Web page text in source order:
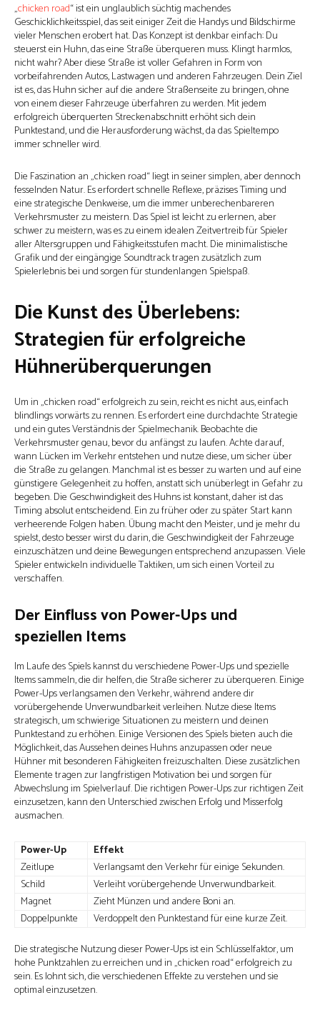
„chicken road“ ist ein unglaublich süchtig machendes
Geschicklichkeitsspiel, das seit einiger Zeit die Handys und Bildschirme
vieler Menschen erobert hat. Das Konzept ist denkbar einfach: Du
steuerst ein Huhn, das eine Straße überqueren muss. Klingt harmlos,
nicht wahr? Aber diese Straße ist voller Gefahren in Form von
vorbeifahrenden Autos, Lastwagen und anderen Fahrzeugen. Dein Ziel
ist es, das Huhn sicher auf die andere Straßenseite zu bringen, ohne
von einem dieser Fahrzeuge überfahren zu werden. Mit jedem
erfolgreich überquerten Streckenabschnitt erhöht sich dein
Punktestand, und die Herausforderung wächst, da das Spieltempo
immer schneller wird.
Die Faszination an „chicken road“ liegt in seiner simplen, aber dennoch
fesselnden Natur. Es erfordert schnelle Reflexe, präzises Timing und
eine strategische Denkweise, um die immer unberechenbareren
Verkehrsmuster zu meistern. Das Spiel ist leicht zu erlernen, aber
schwer zu meistern, was es zu einem idealen Zeitvertreib für Spieler
aller Altersgruppen und Fähigkeitsstufen macht. Die minimalistische
Grafik und der eingängige Soundtrack tragen zusätzlich zum
Spielerlebnis bei und sorgen für stundenlangen Spielspaß.
Die Kunst des Überlebens:
Strategien für erfolgreiche
Hühnerüberquerungen
Um in „chicken road“ erfolgreich zu sein, reicht es nicht aus, einfach
blindlings vorwärts zu rennen. Es erfordert eine durchdachte Strategie
und ein gutes Verständnis der Spielmechanik. Beobachte die
Verkehrsmuster genau, bevor du anfängst zu laufen. Achte darauf,
wann Lücken im Verkehr entstehen und nutze diese, um sicher über
die Straße zu gelangen. Manchmal ist es besser zu warten und auf eine
günstigere Gelegenheit zu hoffen, anstatt sich unüberlegt in Gefahr zu
begeben. Die Geschwindigkeit des Huhns ist konstant, daher ist das
Timing absolut entscheidend. Ein zu früher oder zu später Start kann
verheerende Folgen haben. Übung macht den Meister, und je mehr du
spielst, desto besser wirst du darin, die Geschwindigkeit der Fahrzeuge
einzuschätzen und deine Bewegungen entsprechend anzupassen. Viele
Spieler entwickeln individuelle Taktiken, um sich einen Vorteil zu
verschaffen.
Der Einfluss von Power-Ups und
speziellen Items
Im Laufe des Spiels kannst du verschiedene Power-Ups und spezielle
Items sammeln, die dir helfen, die Straße sicherer zu überqueren. Einige
Power-Ups verlangsamen den Verkehr, während andere dir
vorübergehende Unverwundbarkeit verleihen. Nutze diese Items
strategisch, um schwierige Situationen zu meistern und deinen
Punktestand zu erhöhen. Einige Versionen des Spiels bieten auch die
Möglichkeit, das Aussehen deines Huhns anzupassen oder neue
Hühner mit besonderen Fähigkeiten freizuschalten. Diese zusätzlichen
Elemente tragen zur langfristigen Motivation bei und sorgen für
Abwechslung im Spielverlauf. Die richtigen Power-Ups zur richtigen Zeit
einzusetzen, kann den Unterschied zwischen Erfolg und Misserfolg
ausmachen.
Power-Up
Effekt
Zeitlupe
Verlangsamt den Verkehr für einige Sekunden.
Schild
Verleiht vorübergehende Unverwundbarkeit.
Magnet
Zieht Münzen und andere Boni an.
Doppelpunkte
Verdoppelt den Punktestand für eine kurze Zeit.
Die strategische Nutzung dieser Power-Ups ist ein Schlüsselfaktor, um
hohe Punktzahlen zu erreichen und in „chicken road“ erfolgreich zu
sein. Es lohnt sich, die verschiedenen Effekte zu verstehen und sie
optimal einzusetzen.